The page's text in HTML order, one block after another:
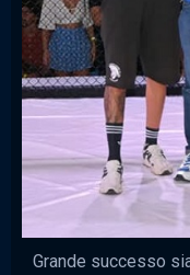
Grande successo